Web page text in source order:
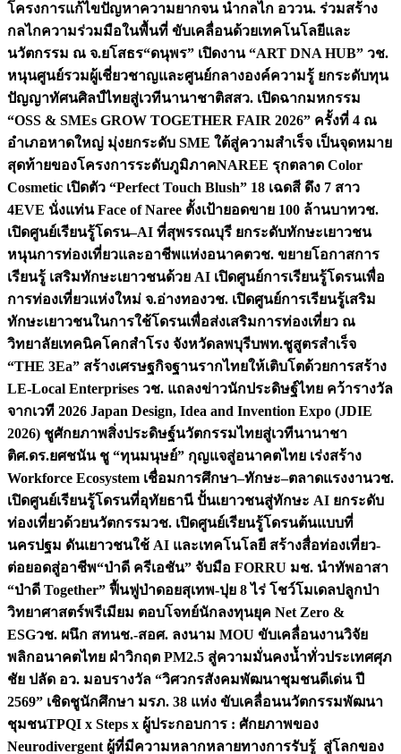
โครงการแก้ไขปัญหาความยากจน นำกลไก อววน. ร่วมสร้าง
กลไกความร่วมมือในพื้นที่ ขับเคลื่อนด้วยเทคโนโลยีและ
นวัตกรรม ณ จ.ยโสธร“ดนุพร” เปิดงาน “ART DNA HUB” วช.
หนุนศูนย์รวมผู้เชี่ยวชาญและศูนย์กลางองค์ความรู้ ยกระดับทุน
ปัญญาทัศนศิลป์ไทยสู่เวทีนานาชาติสสว. เปิดฉากมหกรรม
“OSS & SMEs GROW TOGETHER FAIR 2026” ครั้งที่ 4 ณ
อำเภอหาดใหญ่ มุ่งยกระดับ SME ใต้สู่ความสำเร็จ เป็นจุดหมาย
สุดท้ายของโครงการระดับภูมิภาคNAREE รุกตลาด Color
Cosmetic เปิดตัว “Perfect Touch Blush” 18 เฉดสี ดึง 7 สาว
4EVE นั่งแท่น Face of Naree ตั้งเป้ายอดขาย 100 ล้านบาทวช.
เปิดศูนย์เรียนรู้โดรน–AI ที่สุพรรณบุรี ยกระดับทักษะเยาวชน
หนุนการท่องเที่ยวและอาชีพแห่งอนาคตวช. ขยายโอกาสการ
เรียนรู้ เสริมทักษะเยาวชนด้วย AI เปิดศูนย์การเรียนรู้โดรนเพื่อ
การท่องเที่ยวแห่งใหม่ จ.อ่างทองวช. เปิดศูนย์การเรียนรู้เสริม
ทักษะเยาวชนในการใช้โดรนเพื่อส่งเสริมการท่องเที่ยว ณ
วิทยาลัยเทคนิคโคกสำโรง จังหวัดลพบุรีบพท.ชูสูตรสำเร็จ
“THE 3Ea” สร้างเศรษฐกิจฐานรากไทยให้เติบโตด้วยการสร้าง
LE-Local Enterprises วช. แถลงข่าวนักประดิษฐ์ไทย คว้ารางวัล
จากเวที 2026 Japan Design, Idea and Invention Expo (JDIE
2026) ชูศักยภาพสิ่งประดิษฐ์นวัตกรรมไทยสู่เวทีนานาชา
ติศ.ดร.ยศชนัน ชู “ทุนมนุษย์” กุญแจสู่อนาคตไทย เร่งสร้าง
Workforce Ecosystem เชื่อมการศึกษา–ทักษะ–ตลาดแรงงานวช.
เปิดศูนย์เรียนรู้โดรนที่อุทัยธานี ปั้นเยาวชนสู่ทักษะ AI ยกระดับ
ท่องเที่ยวด้วยนวัตกรรมวช. เปิดศูนย์เรียนรู้โดรนต้นแบบที่
นครปฐม ดันเยาวชนใช้ AI และเทคโนโลยี สร้างสื่อท่องเที่ยว-
ต่อยอดสู่อาชีพ“ป่าดี ครีเอชัน” จับมือ FORRU มช. นำทัพอาสา
“ป่าดี Together” ฟื้นฟูป่าดอยสุเทพ-ปุย 8 ไร่ โชว์โมเดลปลูกป่า
วิทยาศาสตร์พรีเมียม ตอบโจทย์นักลงทุนยุค Net Zero &
ESGวช. ผนึก สทนช.-สอศ. ลงนาม MOU ขับเคลื่อนงานวิจัย
พลิกอนาคตไทย ฝ่าวิกฤต PM2.5 สู่ความมั่นคงน้ำทั่วประเทศศุภ
ชัย ปลัด อว. มอบรางวัล “วิศวกรสังคมพัฒนาชุมชนดีเด่น ปี
2569” เชิดชูนักศึกษา มรภ. 38 แห่ง ขับเคลื่อนนวัตกรรมพัฒนา
ชุมชนTPQI x Steps x ผู้ประกอบการ : ศักยภาพของ
Neurodivergent ผู้ที่มีความหลากหลายทางการรับรู้ สู่โลกของ